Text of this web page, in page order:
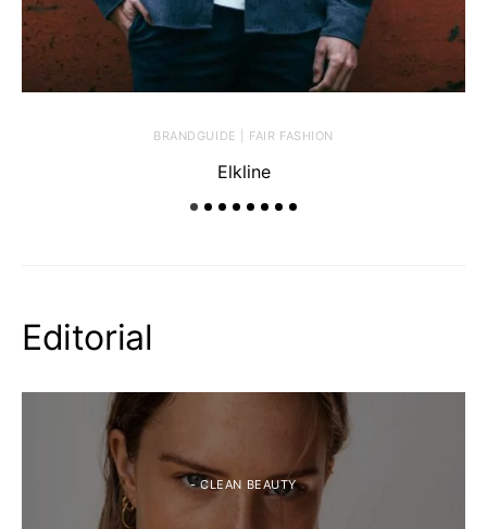
BRANDGUIDE | FAIR FASHION
Elkline
Editorial
- CLEAN BEAUTY